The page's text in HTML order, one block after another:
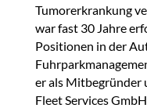
Tumorerkrankung
war fast 30 Jahre
Positionen in der
er als Mitbegründer
Fleet Services